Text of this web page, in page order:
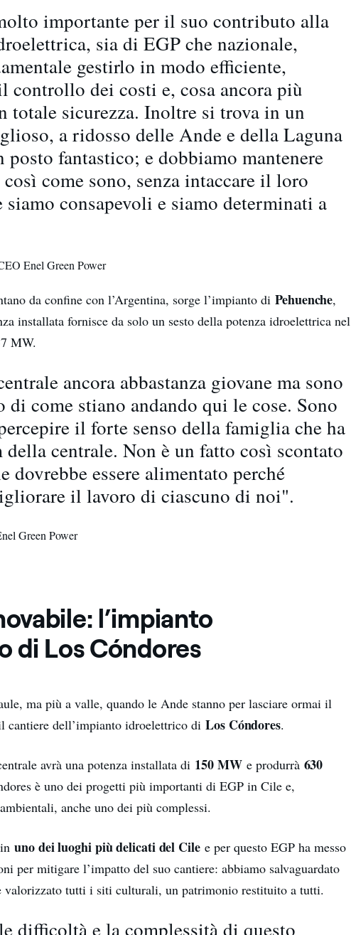
importante per il suo contributo alla
sia di EGP che nazionale,
gestirlo in modo efficiente,
controllo dei costi e, cosa ancora più
totale sicurezza. Inoltre si trova in un
a ridosso delle Ande e della Laguna
posto fantastico; e dobbiamo mantenere
come sono, senza intaccare il loro
consapevoli e siamo determinati a
Enel Green Power
da confine con l’Argentina, sorge l’impianto diPehuenche,
installata fornisce da solo un sesto della potenza idroelettrica nel
MW.
ancora abbastanza giovane ma sono
come stiano andando qui le cose. Sono
il forte senso della famiglia che ha
centrale. Non è un fatto così scontato
dovrebbe essere alimentato perché
il lavoro di ciascuno di noi".
Green Power
l’impianto
di Los Cóndores
ma più a valle, quando le Ande stanno per lasciare ormai il
cantiere dell’impianto idroelettrico diLos Cóndores.
avrà una potenza installata di 150 MWe produrrà 630
è uno dei progetti più importanti di EGP in Cile e,
anche uno dei più complessi.
inuno dei luoghi più delicati del Cilee per questo EGP ha messo
per mitigare l’impatto del suo cantiere: abbiamo salvaguardato
valorizzato tutti i siti culturali, un patrimonio restituito a tutti.
difficoltà e la complessità di questo